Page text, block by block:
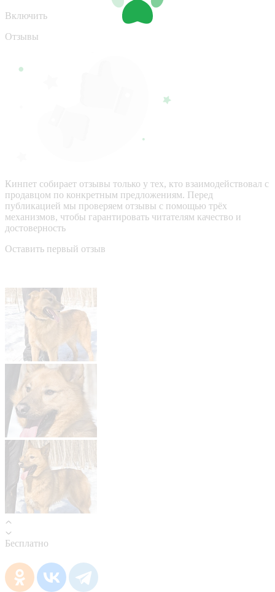
Включить
Отзывы
Кинпет собирает отзывы только у тех, кто взаимодействовал с
продавцом по конкретным предложениям. Перед
публикацией мы проверяем отзывы с помощью трёх
механизмов, чтобы гарантировать читателям качество и
достоверность
Оставить первый отзыв
Бесплатно